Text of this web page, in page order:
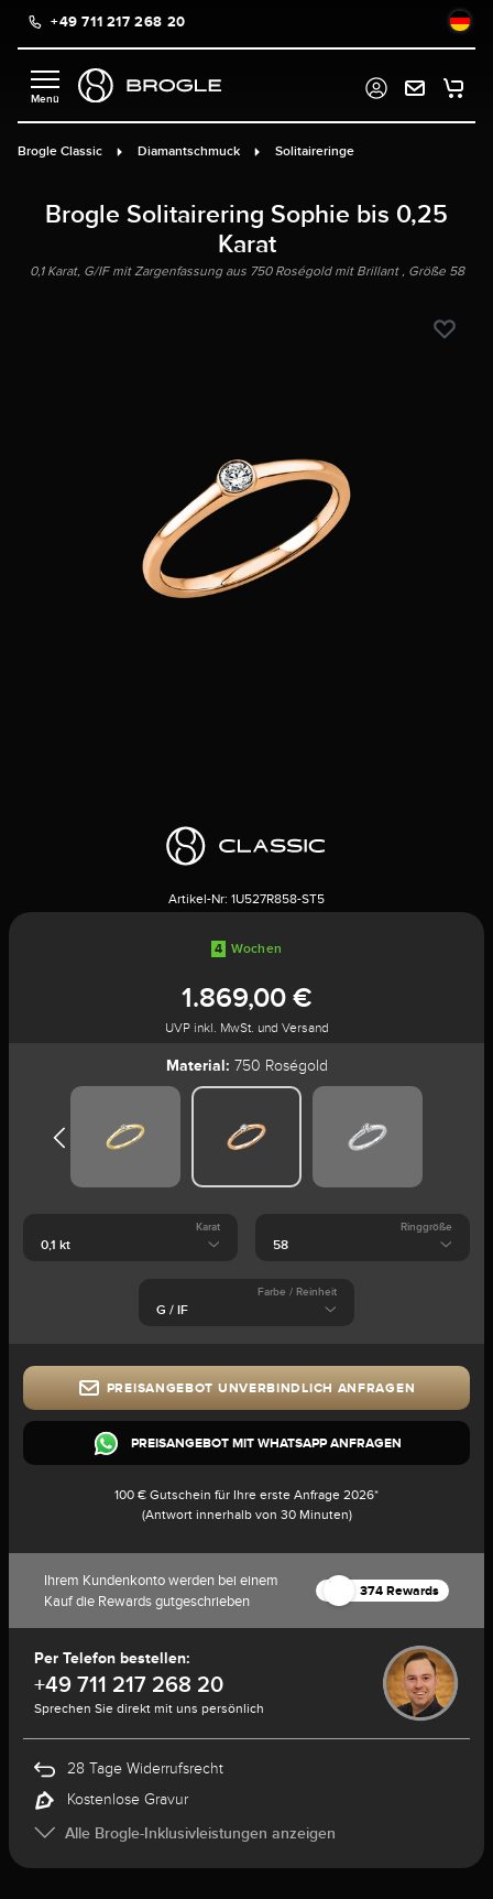
springen
+49 711 217 268 20
Brogle Classic Diamantschmuck Solitaireringe
Brogle Solitairering Sophie bis 0,25
Karat
0,1 Karat, G/IF mit Zargenfassung aus 750 Roségold mit Brillant , Größe 58
Artikel-Nr: 1U527R858-ST5
4 Wochen
1.869,00 €
UVP inkl. MwSt. und Versand
Material: 750 Roségold
Karat Ringgröße
Farbe / Reinheit
PREISANGEBOT UNVERBINDLICH ANFRAGEN
PREISANGEBOT MIT WHATSAPP ANFRAGEN
100 € Gutschein für Ihre erste Anfrage 2026*
(Antwort innerhalb von 30 Minuten)
Ihrem Kundenkonto werden bei einem
Kauf die Rewards gutgeschrieben
374 Rewards
Per Telefon bestellen:
+49 711 217 268 20
Sprechen Sie direkt mit uns persönlich
28 Tage Widerrufsrecht
Kostenlose Gravur
Alle Brogle-Inklusivleistungen anzeigen